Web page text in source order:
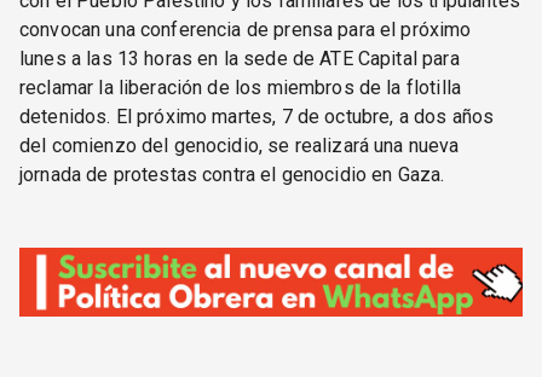
convocan una conferencia de prensa para el próximo
lunes a las 13 horas en la sede de ATE Capital para
reclamar la liberación de los miembros de la flotilla
detenidos. El próximo martes, 7 de octubre, a dos años
del comienzo del genocidio, se realizará una nueva
jornada de protestas contra el genocidio en Gaza.